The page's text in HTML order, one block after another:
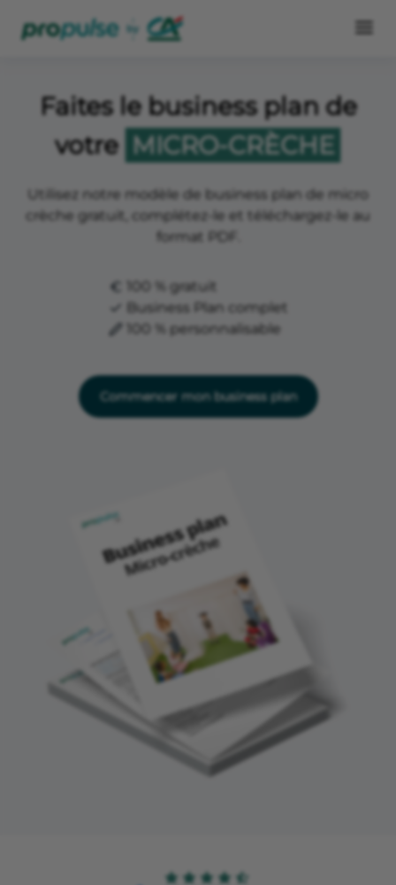
Faites le business plan de
votre MICRO-CRÈCHE
Utilisez notre modèle de business plan de micro
crèche gratuit, complétez-le et téléchargez-le au
format PDF.
100 % gratuit
Business Plan complet
100 % personnalisable
Commencer mon business plan